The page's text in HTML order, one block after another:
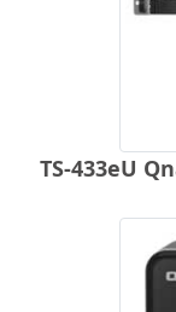
TS-433eU